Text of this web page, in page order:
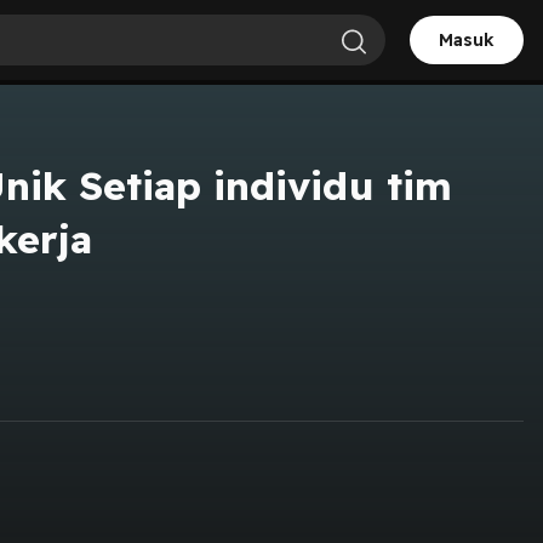
Masuk
Setiap individu tim